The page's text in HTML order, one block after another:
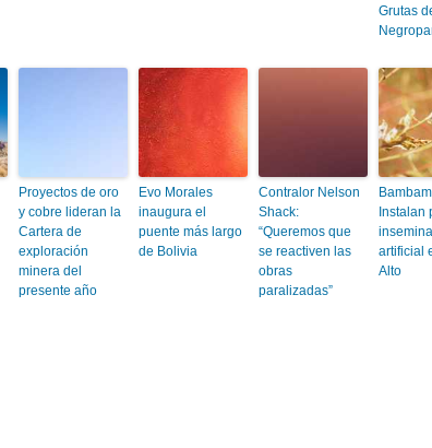
Grutas
Proyectos de oro
y cobre lideran la
Cartera de
exploración
minera del
presente año
Evo Morales
inaugura el
puente más largo
de Bolivia
Contralor Nelson
Shack:
“Queremos que
se reactiven las
obras
paralizadas”
Instalan
artificial
Alto